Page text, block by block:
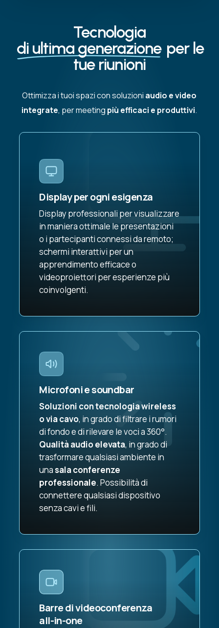
Tecnologia
di ultima generazione per le
tue riunioni
Ottimizza i tuoi spazi con soluzioni audio e video
integrate, per meeting più efficaci e produttivi.
Display per ogni esigenza
Display professionali per visualizzare
in maniera ottimale le presentazioni
o i partecipanti connessi da remoto;
schermi interattivi per un
apprendimento efficace o
videoproiettori per esperienze più
coinvolgenti.
Microfoni e soundbar
Soluzioni con tecnologia wireless
o via cavo, in grado di filtrare i rumori
di fondo e di rilevare le voci a 360°.
Qualità audio elevata, in grado di
trasformare qualsiasi ambiente in
unasala conferenze
professionale. Possibilità di
connettere qualsiasi dispositivo
senza cavi e fili.
Barre di videoconferenza
all-in-one